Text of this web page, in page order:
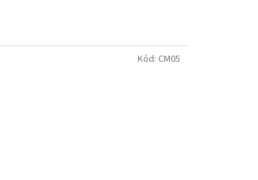
Kód: CM05